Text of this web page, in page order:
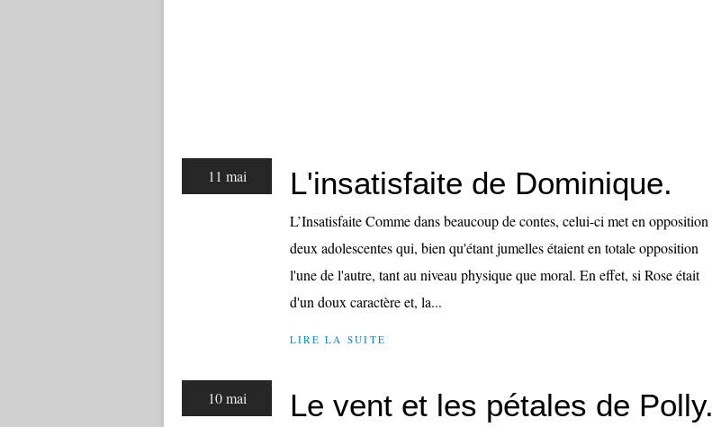
11 mai L'insatisfaite de Dominique.
L’Insatisfaite Comme dans beaucoup de contes, celui-ci met en opposition
deux adolescentes qui, bien qu'étant jumelles étaient en totale opposition
l'une de l'autre, tant au niveau physique que moral. En effet, si Rose était
d'un doux caractère et, la...
LIRE LA SUITE
10 mai Le vent et les pétales de Polly.